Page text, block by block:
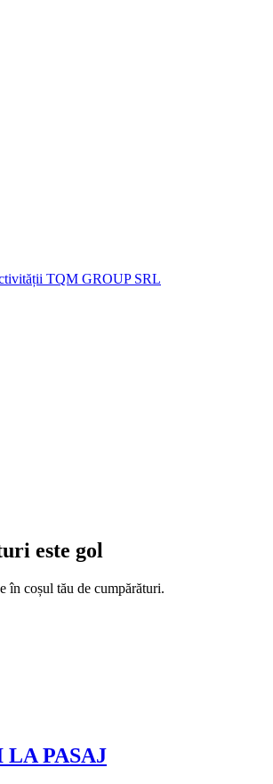
TQM GROUP SRL
este gol
în coșul tău de cumpărături.
PASAJ